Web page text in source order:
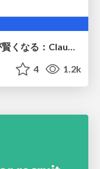
修正PRを食べてレビュースキルが賢くなる：Claude Codeによる自己改善サイクル
4 1.2k